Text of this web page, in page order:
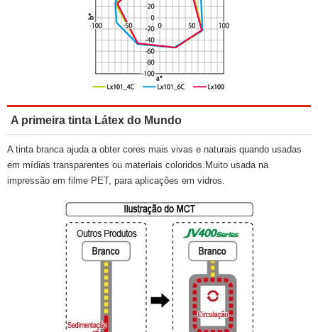
A primeira tinta Látex do Mundo
A tinta branca ajuda a obter cores mais vivas e naturais quando usadas
em mídias transparentes ou materiais coloridos.Muito usada na
impressão em filme PET, para aplicações em vidros.